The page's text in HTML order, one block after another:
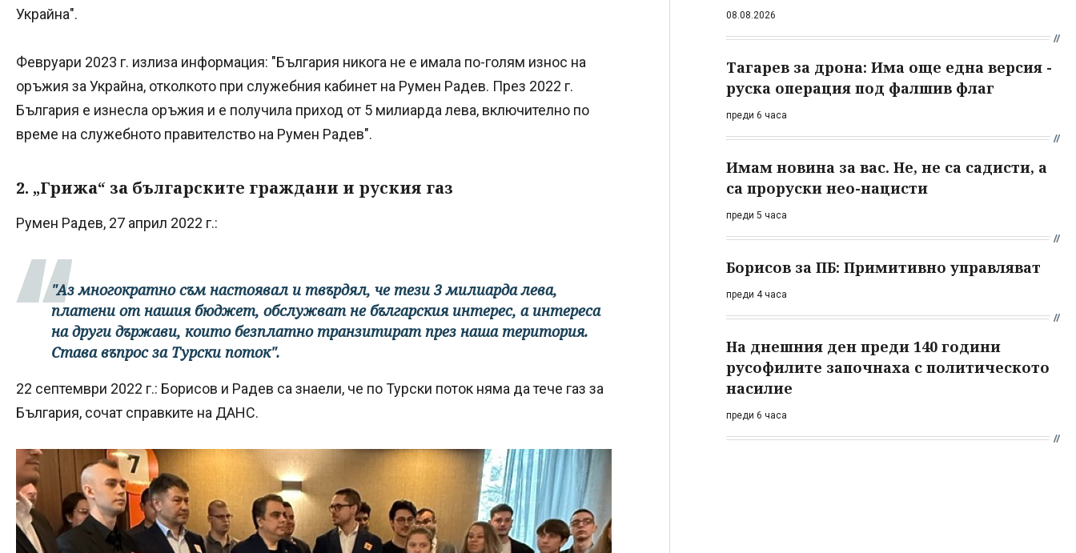
Украйна".
Февруари 2023 г. излиза информация: "България никога не е имала по-голям износ на
оръжия за Украйна, отколкото при служебния кабинет на Румен Радев. През 2022 г.
България е изнесла оръжия и е получила приход от 5 милиарда лева, включително по
време на служебното правителство на Румен Радев".
2. „Грижа“ за българските граждани и руския газ
Румен Радев, 27 април 2022 г.:
"Аз многократно съм настоявал и твърдял, че тези 3 милиарда лева,
платени от нашия бюджет, обслужват не българския интерес, а интереса
на други държави, които безплатно транзитират през наша територия.
Става въпрос за Турски поток".
22 септември 2022 г.: Борисов и Радев са знаели, че по Турски поток няма да тече газ за
България, сочат справките на ДАНС.
08.08.2026
Тагарев за дрона: Има още една версия -
руска операция под фалшив флаг
преди 6 часа
Имам новина за вас. Не, не са садисти, а
са проруски нео-нацисти
преди 5 часа
Борисов за ПБ: Примитивно управляват
преди 4 часа
На днешния ден преди 140 години
русофилите започнаха с политическото
насилие
преди 6 часа